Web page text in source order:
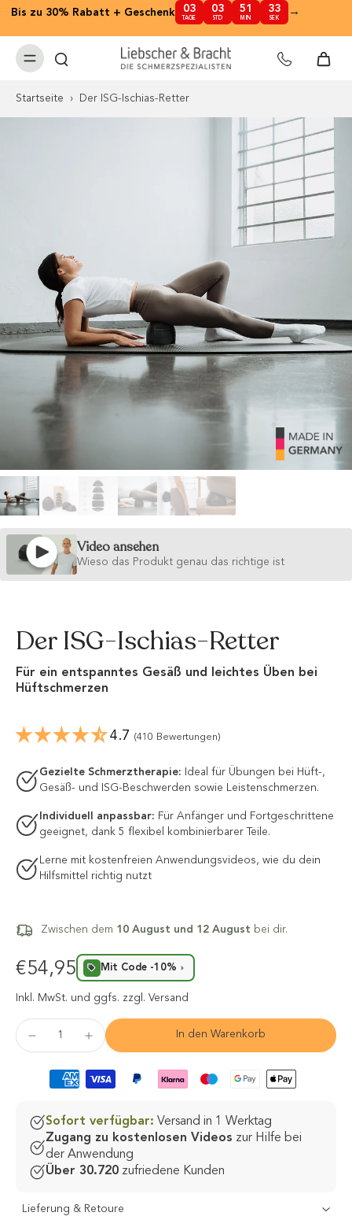
Bis zu 30% Rabatt + Geschenk 03
TAGE
03
STD
51
MIN
32
SEK
→
Startseite › Der ISG-Ischias-Retter
Video ansehen
Wieso das Produkt genau das richtige ist
Der ISG-Ischias-Retter
Für ein entspanntes Gesäß und leichtes Üben bei
Hüftschmerzen
4.7 (410 Bewertungen)
Gezielte Schmerztherapie:
Ideal für Übungen bei Hüft-,
Gesäß- und ISG-Beschwerden sowie Leistenschmerzen.
Individuell anpassbar: Für Anfänger und Fortgeschrittene
geeignet, dank 5 flexibel kombinierbarer Teile.
Lerne mit kostenfreien Anwendungsvideos, wie du dein
Hilfsmittel richtig nutzt
Zwischen dem 10 August und 12 August bei dir.
€54,95 Mit Code -10%
Inkl. MwSt. und ggfs. zzgl. Versand
In den Warenkorb
Sofort verfügbar: Versand in 1 Werktag
Zugang zu kostenlosen Videos zur Hilfe bei
der Anwendung
Über 30.720 zufriedene Kunden
Lieferung & Retoure